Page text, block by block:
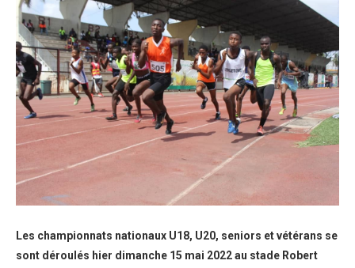
Les championnats nationaux U18, U20, seniors et vétérans se
sont déroulés hier dimanche 15 mai 2022 au stade Robert